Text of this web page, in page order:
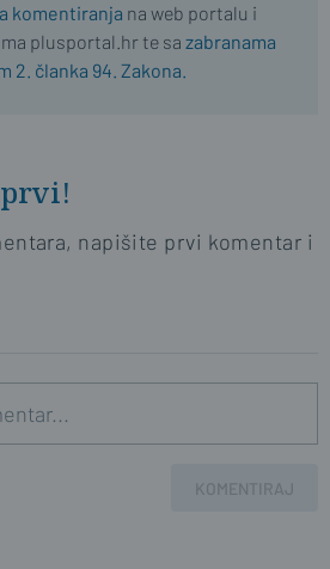
komentiranja na web portalu i
plusportal.hr te sa zabranama
2. članka 94. Zakona.
napišite prvi komentar i
KOMENTIRAJ